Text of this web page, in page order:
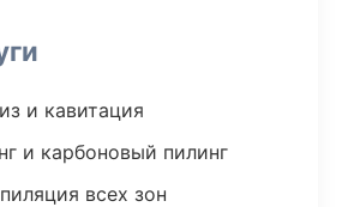
и кавитация
и карбоновый пилинг
всех зон